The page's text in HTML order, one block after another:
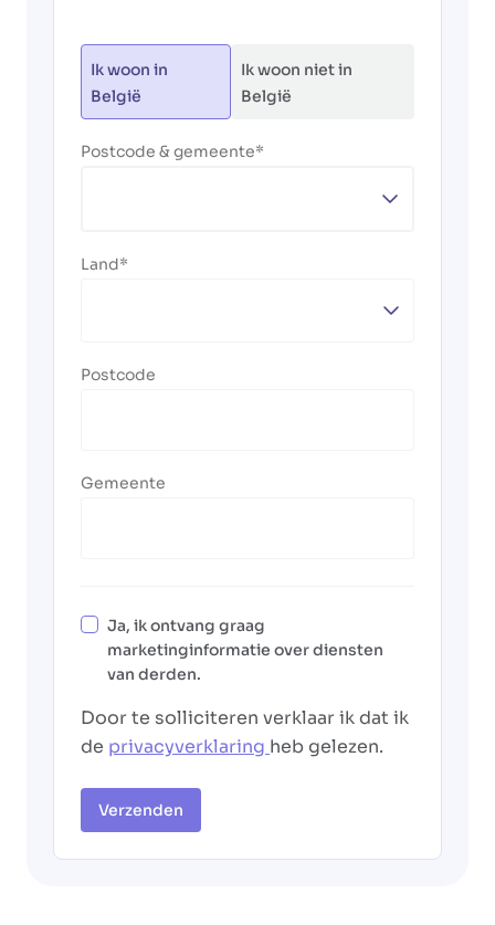
Ik woon in
België
Ik woon niet in
België
Postcode & gemeente
Land
Postcode
Gemeente
Ja, ik ontvang graag
marketinginformatie over diensten
van derden.
Door te solliciteren verklaar ik dat ik
de privacyverklaring heb gelezen.
Verzenden